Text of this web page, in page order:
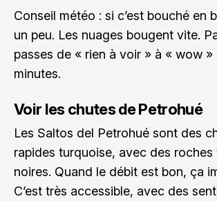
Conseil météo : si c’est bouché en
un peu. Les nuages bougent vite.
passes de « rien à voir » à « wow »
minutes.
Voir les chutes de Petrohué
Les Saltos del Petrohué sont des
rapides turquoise, avec des roches
noires. Quand le débit est bon, ça
C’est très accessible, avec des